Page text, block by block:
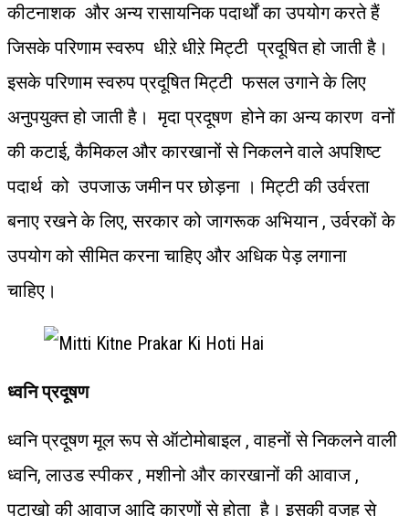
कीटनाशक और अन्य रासायनिक पदार्थों का उपयोग करते हैं
जिसके परिणाम स्वरुप धीऱे धीऱे मिट्टी प्रदूषित हो जाती है।
इसके परिणाम स्वरुप प्रदूषित मिट्टी फसल उगाने के लिए
अनुपयुक्त हो जाती है। मृदा प्रदूषण होने का अन्य कारण वनों
की कटाई, कैमिकल और कारखानों से निकलने वाले अपशिष्ट
पदार्थ को उपजाऊ जमीन पर छोड़ना । मिट्टी की उर्वरता
बनाए रखने के लिए, सरकार को जागरूक अभियान , उर्वरकों के
उपयोग को सीमित करना चाहिए और अधिक पेड़ लगाना
चाहिए।
ध्वनि प्रदूषण
ध्वनि प्रदूषण मूल रूप से ऑटोमोबाइल , वाहनों से निकलने वाली
ध्वनि, लाउड स्पीकर , मशीनो और कारखानों की आवाज ,
पटाखो की आवाज आदि कारणों से होता है। इसकी वजह से